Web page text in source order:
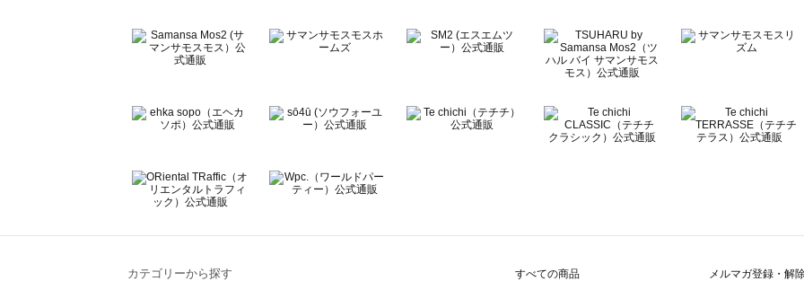
BETTY'S BLUE（べティーズブルー）のカーディガン一覧
Wpc.（ワールドパーティー）のカーディガン一覧
カテゴリーから探す
すべての商品
メルマガ登録・解